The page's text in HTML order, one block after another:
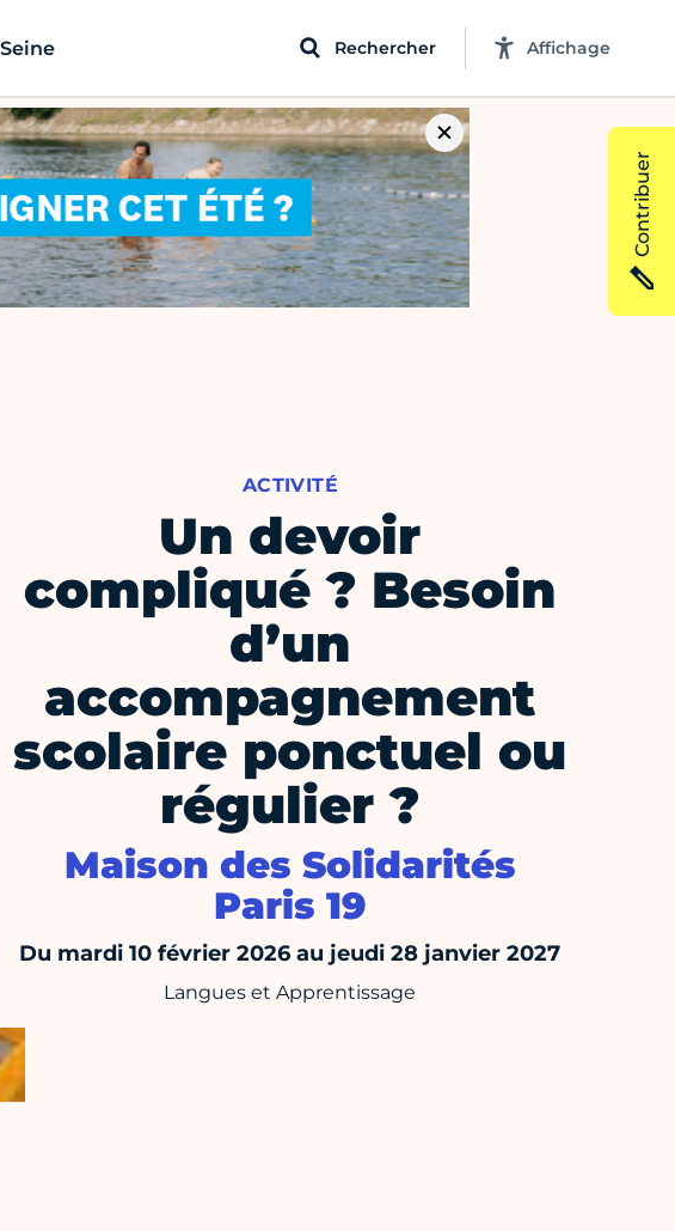
Rechercher Affichage
ACTIVITÉ
Un devoir
compliqué ? Besoin
d’un
accompagnement
scolaire ponctuel ou
régulier ?
Maison des Solidarités
Paris 19
Du mardi 10 février 2026 au jeudi 28 janvier 2027
Langues et Apprentissage
Contribuer